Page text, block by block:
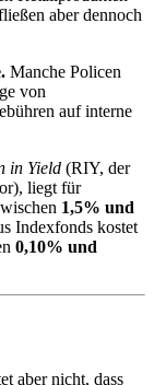
aber dennoch
Manche Policen
von
auf interne
in Yield (RIY, der
liegt für
1,5% und
Indexfonds kostet
0,10% und
aber nicht, dass